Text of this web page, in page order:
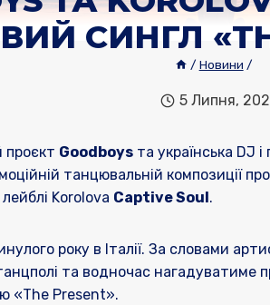
СИНГЛ
/ Новини /
5 Липня,
проєкт Goodboys та українська DJ
танцювальній композиції
Korolova Captive Soul .
року в Італії. За словами
та водночас нагадуватиме
«The Present».